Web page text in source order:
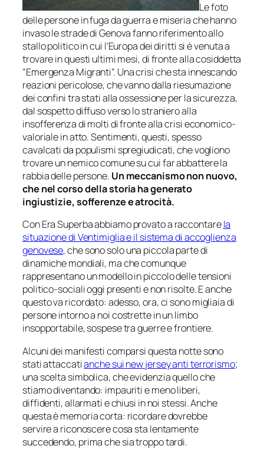
Le foto
delle persone in fuga da guerra e miseria che hanno
invaso le strade di Genova fanno riferimento allo
stallo politico in cui l’Europa dei diritti si è venuta a
trovare in questi ultimi mesi, di fronte alla cosiddetta
“Emergenza Migranti”. Una crisi che sta innescando
reazioni pericolose, che vanno dalla riesumazione
dei confini tra stati alla ossessione per la sicurezza,
dal sospetto diffuso verso lo straniero alla
insofferenza di molti di fronte alla crisi economico-
valoriale in atto. Sentimenti, questi, spesso
cavalcati da populismi spregiudicati, che vogliono
trovare un nemico comune su cui far abbattere la
rabbia delle persone. Un meccanismo non nuovo,
che nel corso della storia ha generato
ingiustizie, sofferenze e atrocità.
Con Era Superba abbiamo provato a raccontarela
situazione di Ventimiglia e il sistema di accoglienza
genovese,che sono solo una piccola parte di
dinamiche mondiali, ma che comunque
rappresentano un modello in piccolo delle tensioni
politico-sociali oggi presenti e non risolte. E anche
questo va ricordato: adesso, ora, ci sono migliaia di
persone intorno a noi costrette in un limbo
insopportabile, sospese tra guerre e frontiere.
Alcuni dei manifesti comparsi questa notte sono
stati attaccatianche sui new jersey anti terrorismo;
una scelta simbolica, che evidenzia quello che
stiamo diventando: impauriti e meno liberi,
diffidenti, allarmati e chiusi in noi stessi. Anche
questa è memoria corta: ricordare dovrebbe
servire a riconoscere cosa sta lentamente
succedendo, prima che sia troppo tardi.